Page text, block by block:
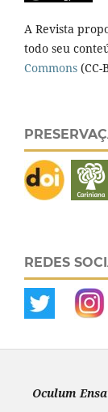
A Revista
todo seu
Commons (CC-
REDES
Oculum